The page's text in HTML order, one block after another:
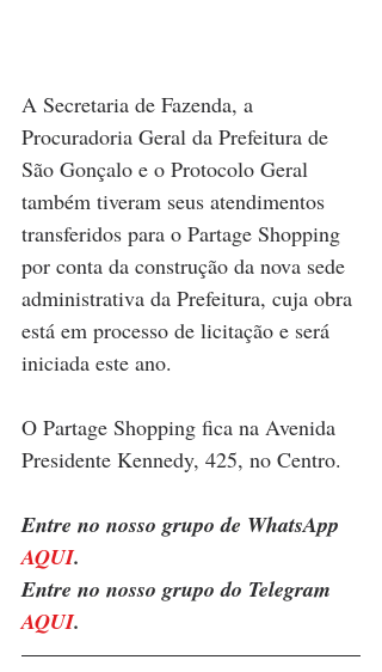
A Secretaria de Fazenda, a
Procuradoria Geral da Prefeitura de
São Gonçalo e o Protocolo Geral
também tiveram seus atendimentos
transferidos para o Partage Shopping
por conta da construção da nova sede
administrativa da Prefeitura, cuja obra
está em processo de licitação e será
iniciada este ano.
O Partage Shopping fica na Avenida
Presidente Kennedy, 425, no Centro.
Entre no nosso grupo de WhatsApp
AQUI.
Entre no nosso grupo do Telegram
AQUI.